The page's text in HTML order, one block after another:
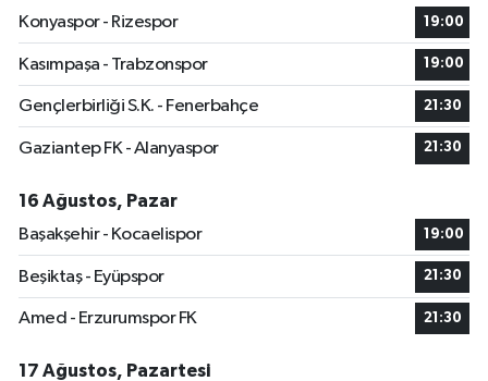
Konyaspor - Rizespor
19:00
Kasımpaşa - Trabzonspor 19:00
Gençlerbirliği S.K. - Fenerbahçe 21:30
Gaziantep FK - Alanyaspor 21:30
16 Ağustos, Pazar
Başakşehir - Kocaelispor
19:00
Beşiktaş - Eyüpspor 21:30
Amed - Erzurumspor FK 21:30
17 Ağustos, Pazartesi